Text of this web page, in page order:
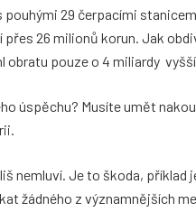
29 čerpacími
přes 26 milionů korun. Jak
obratu pouze o 4 miliardy
úspěchu? Musíte umět
nemluví. Je to škoda,
žádného z významnějších